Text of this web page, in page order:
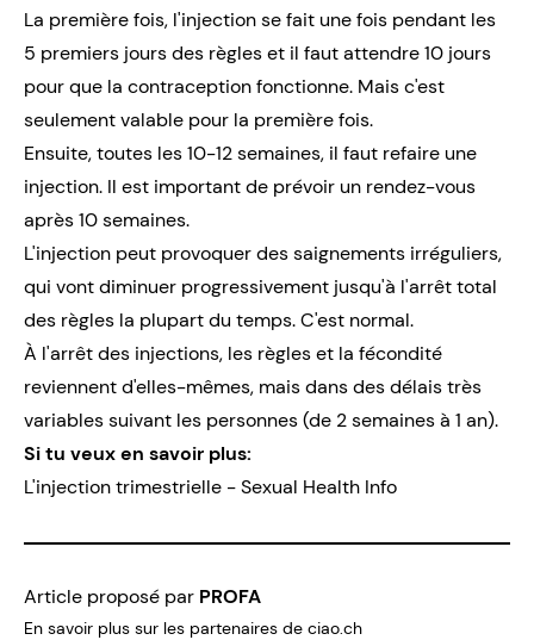
La première fois, l'injection se fait une fois pendant les
5 premiers jours des règles et il faut attendre 10 jours
pour que la contraception fonctionne. Mais c'est
seulement valable pour la première fois.
Ensuite, toutes les 10-12 semaines, il faut refaire une
injection. Il est important de prévoir un rendez-vous
après 10 semaines.
L'injection peut provoquer des saignements irréguliers,
qui vont diminuer progressivement jusqu'à l'arrêt total
des règles la plupart du temps. C'est normal.
À l'arrêt des injections, les règles et la fécondité
reviennent d'elles-mêmes, mais dans des délais très
variables suivant les personnes (de 2 semaines à 1 an).
Si tu veux en savoir plus:
L'injection trimestrielle - Sexual Health Info
Article proposé par PROFA
En savoir plus sur les partenaires de ciao.ch